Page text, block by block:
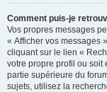
Comment puis-je
Vos propres messages
« Afficher vos messages
cliquant sur le lien «
votre propre profil ou soit
partie supérieure du
sujets, utilisez la